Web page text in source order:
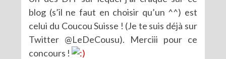
CONCOURS : UN KIT DIY LOVE BIRDS À GAGNER POUR LA SAINT VALENTIN
blog (s’il ne faut en choisir qu’un ^^) est
celui du Coucou Suisse ! (Je te suis déjà sur
Twitter @LeDeCousu). Merciii pour ce
concours !